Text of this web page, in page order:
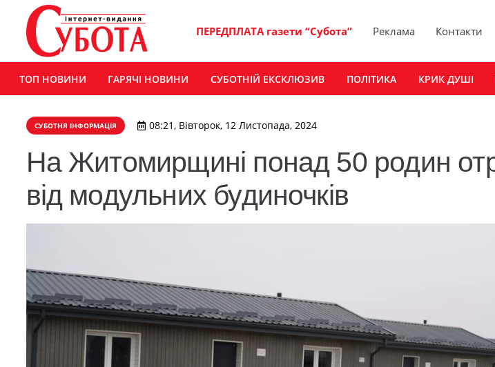
ПЕРЕДПЛАТА газети “Субота” Реклама Контакти
ТОП НОВИНИ ГАРЯЧІ НОВИНИ СУБОТНІЙ ЕКСКЛЮЗИВ ПОЛІТИКА КРИК ДУШІ
СУБОТНЯ ІНФОРМАЦІЯ 08:21, Вівторок, 12 Листопада, 2024
На Житомирщині понад 50 родин
від модульних будиночків